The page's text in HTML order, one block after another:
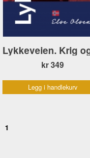
kr 349
Legg i handlekurv
1